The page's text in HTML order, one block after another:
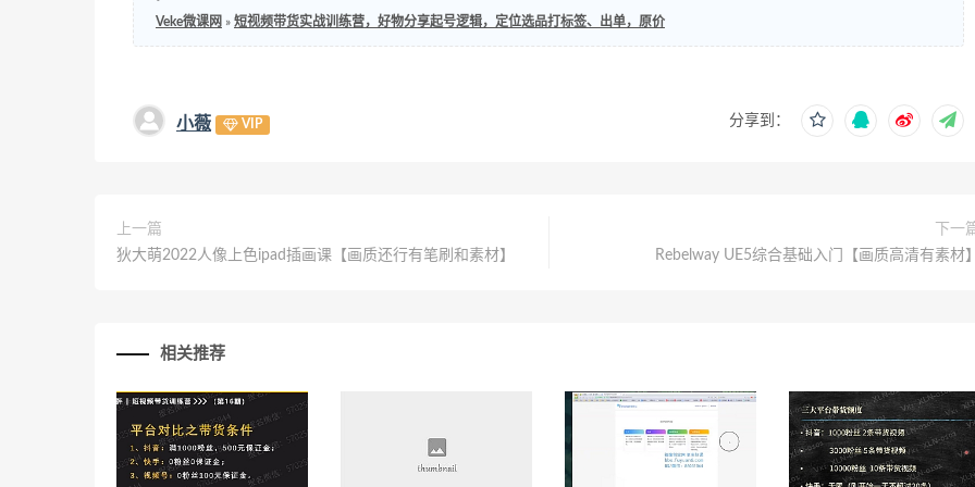
Veke微课网 » 短视频带货实战训练营，好物分享起号逻辑，定位选品打标签、出单，原价
小薇 VIP 分享到：
上一篇
狄大萌2022人像上色ipad插画课【画质还行有笔刷和素材】
下一
Rebelway UE5综合基础入门【画质高清有素材
相关推荐